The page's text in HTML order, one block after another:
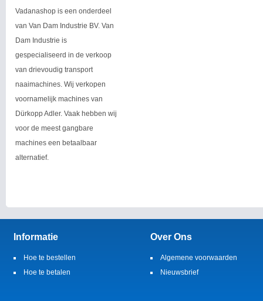
Vadanashop is een onderdeel
van Van Dam Industrie BV. Van
Dam Industrie is
gespecialiseerd in de verkoop
van drievoudig transport
naaimachines. Wij verkopen
voornamelijk machines van
Dürkopp Adler. Vaak hebben wij
voor de meest gangbare
machines een betaalbaar
alternatief.
Informatie
Hoe te bestellen
Hoe te betalen
Over Ons
Algemene voorwaarden
Nieuwsbrief